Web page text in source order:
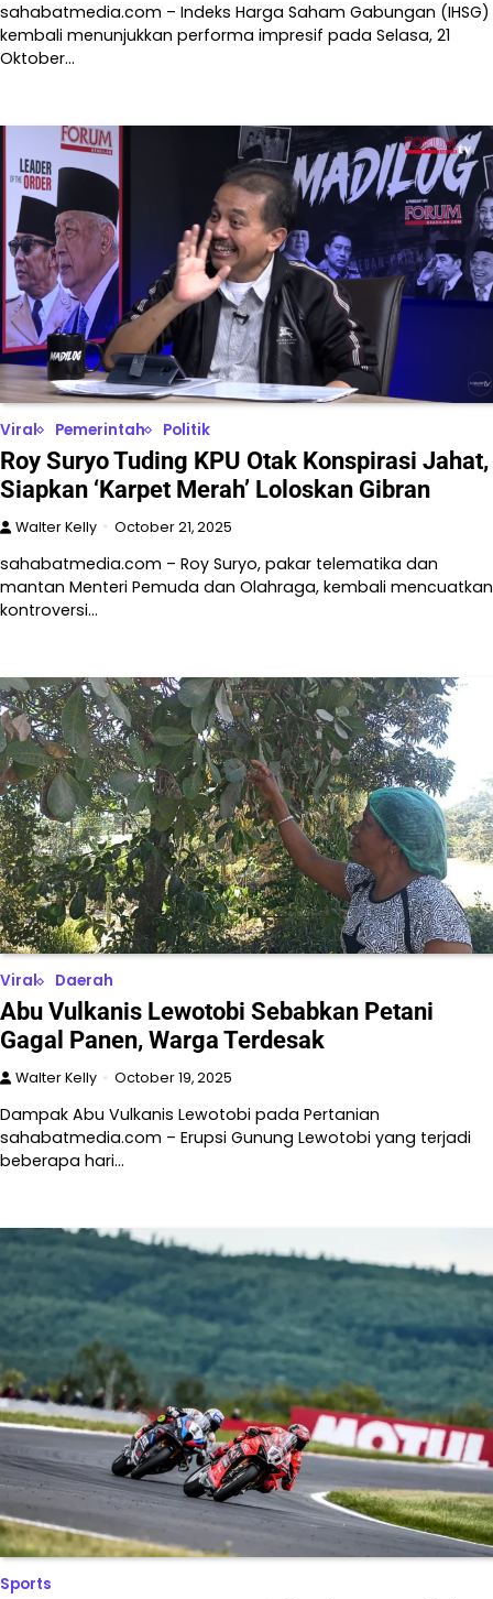
sahabatmedia.com – Indeks Harga Saham Gabungan (IHSG)
kembali menunjukkan performa impresif pada Selasa, 21
Oktober…
Viral Pemerintah Politik
Roy Suryo Tuding KPU Otak Konspirasi Jahat,
Siapkan ‘Karpet Merah’ Loloskan Gibran
Walter Kelly October 21, 2025
sahabatmedia.com – Roy Suryo, pakar telematika dan
mantan Menteri Pemuda dan Olahraga, kembali mencuatkan
kontroversi…
Viral Daerah
Abu Vulkanis Lewotobi Sebabkan Petani
Gagal Panen, Warga Terdesak
Walter Kelly October 19, 2025
Dampak Abu Vulkanis Lewotobi pada Pertanian
sahabatmedia.com – Erupsi Gunung Lewotobi yang terjadi
beberapa hari…
Sports